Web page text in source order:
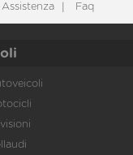
Assistenza Faq